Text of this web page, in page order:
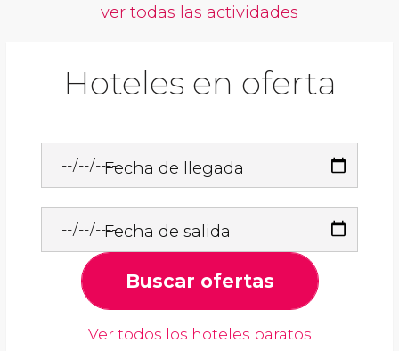
ver todas las actividades
Hoteles en oferta
Fecha de llegada
Fecha de salida
Buscar ofertas
Ver todos los hoteles baratos